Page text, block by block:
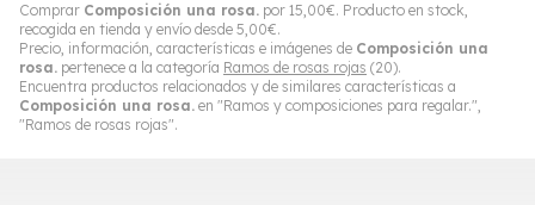
Comprar Composición una rosa. por 15,00€. Producto en stock,
recogida en tienda y envío desde 5,00€.
Precio, información, características e imágenes de Composición una
rosa. pertenece a la categoría Ramos de rosas rojas (20).
Encuentra productos relacionados y de similares características a
Composición una rosa. en "Ramos y composiciones para regalar.",
"Ramos de rosas rojas".